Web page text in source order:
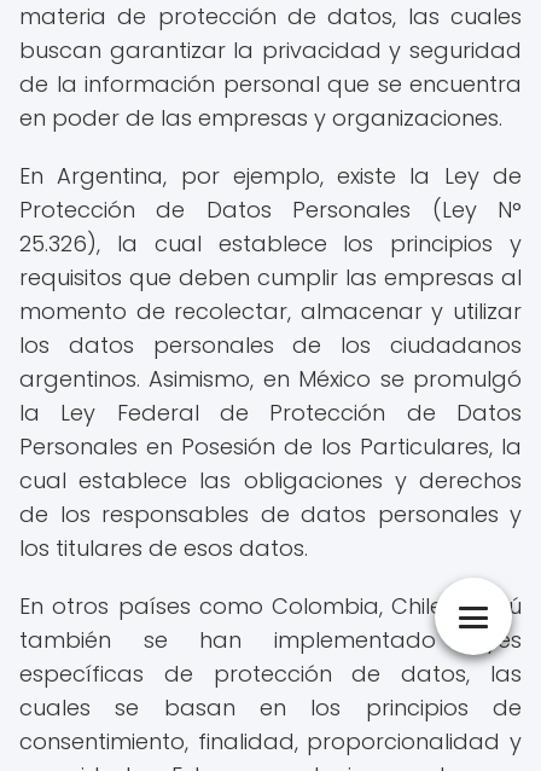
materia de protección de datos, las cuales
buscan garantizar la privacidad y seguridad
de la información personal que se encuentra
en poder de las empresas y organizaciones.
En Argentina, por ejemplo, existe la Ley de
Protección de Datos Personales (Ley N°
25.326), la cual establece los principios y
requisitos que deben cumplir las empresas al
momento de recolectar, almacenar y utilizar
los datos personales de los ciudadanos
argentinos. Asimismo, en México se promulgó
la Ley Federal de Protección de Datos
Personales en Posesión de los Particulares, la
cual establece las obligaciones y derechos
de los responsables de datos personales y
los titulares de esos datos.
En otros países como Colombia, Chile y Perú
también se han implementado leyes
específicas de protección de datos, las
cuales se basan en los principios de
consentimiento, finalidad, proporcionalidad y